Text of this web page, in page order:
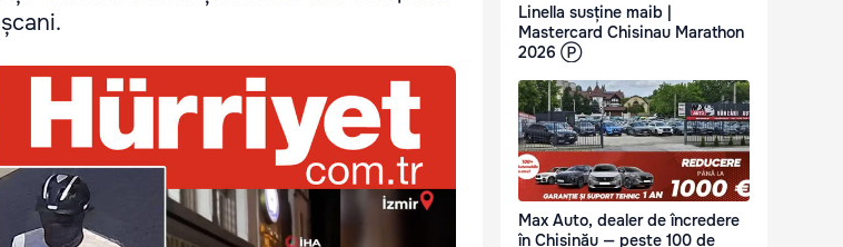
Linella susține maib |
Mastercard Chisinau Marathon
2026 Ⓟ
Max Auto, dealer de încredere
în Chișinău — peste 100 de